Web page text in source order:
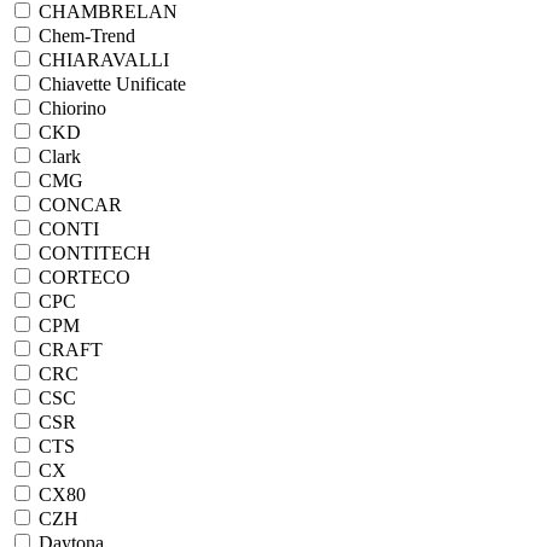
CHAMBRELAN
Chem-Trend
CHIARAVALLI
Chiavette Unificate
Chiorino
CKD
Clark
CMG
CONCAR
CONTI
CONTITECH
CORTECO
CPC
CPM
CRAFT
CRC
CSC
CSR
CTS
CX
CX80
CZH
Daytona